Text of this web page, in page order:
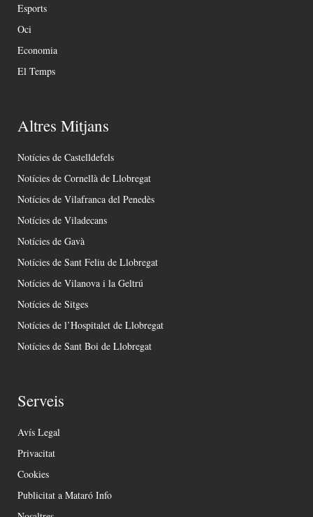
Esports
Oci
Economia
El Temps
Altres Mitjans
Notícies de Castelldefels
Notícies de Cornellà de Llobregat
Notícies de Vilafranca del Penedès
Notícies de Viladecans
Notícies de Gavà
Notícies de Sant Feliu de Llobregat
Notícies de Vilanova i la Geltrú
Notícies de Sitges
Notícies de l’Hospitalet de Llobregat
Notícies de Sant Boi de Llobregat
Serveis
Avís Legal
Privacitat
Cookies
Publicitat a Mataró Info